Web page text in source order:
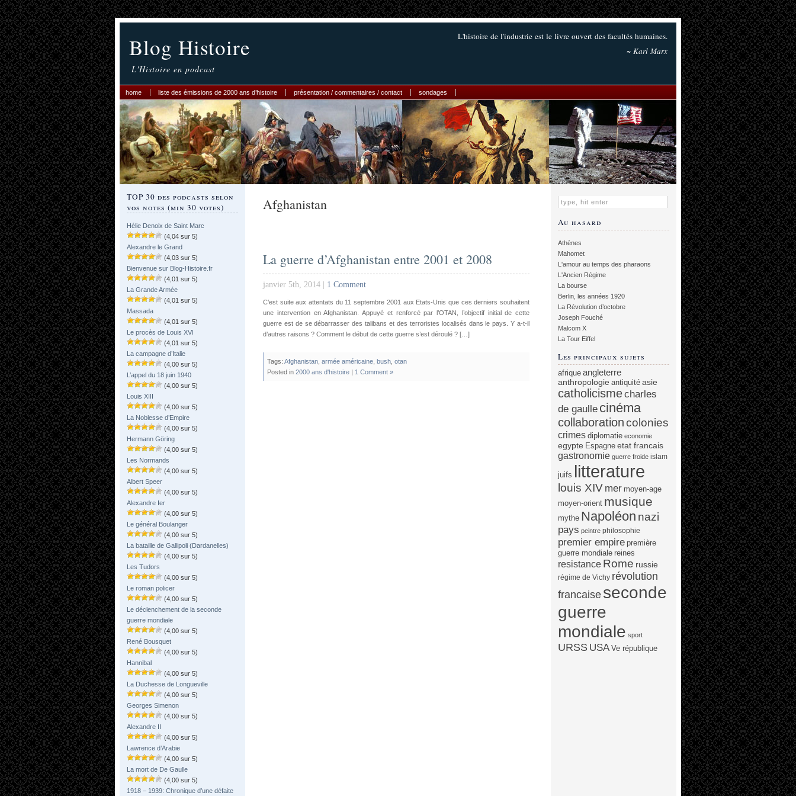
Blog Histoire
L'Histoire en podcast
L'histoire de l'industrie est le livre ouvert des facultés humaines.
~ Karl Marx
home liste des émissions de 2000 ans d’histoire présentation / commentaires / contact sondages
TOP 30 des podcasts selon
vos notes (min 30 votes)
Hélie Denoix de Saint Marc
(4,04 sur 5)
Alexandre le Grand
(4,03 sur 5)
Bienvenue sur Blog-Histoire.fr
(4,01 sur 5)
La Grande Armée
(4,01 sur 5)
Massada
(4,01 sur 5)
Le procès de Louis XVI
(4,01 sur 5)
La campagne d’Italie
(4,00 sur 5)
L’appel du 18 juin 1940
(4,00 sur 5)
Louis XIII
(4,00 sur 5)
La Noblesse d’Empire
(4,00 sur 5)
Hermann Göring
(4,00 sur 5)
Les Normands
(4,00 sur 5)
Albert Speer
(4,00 sur 5)
Alexandre Ier
(4,00 sur 5)
Le général Boulanger
(4,00 sur 5)
La bataille de Gallipoli (Dardanelles)
(4,00 sur 5)
Les Tudors
(4,00 sur 5)
Le roman policer
(4,00 sur 5)
Le déclenchement de la seconde
guerre mondiale
(4,00 sur 5)
René Bousquet
(4,00 sur 5)
Hannibal
(4,00 sur 5)
La Duchesse de Longueville
(4,00 sur 5)
Georges Simenon
(4,00 sur 5)
Alexandre II
(4,00 sur 5)
Lawrence d’Arabie
(4,00 sur 5)
La mort de De Gaulle
(4,00 sur 5)
1918 – 1939: Chronique d’une défaite
Afghanistan
La guerre d’Afghanistan entre 2001 et 2008
janvier 5th, 2014 | 1 Comment
C’est suite aux attentats du 11 septembre 2001 aux Etats-Unis que ces derniers souhaitent
une intervention en Afghanistan. Appuyé et renforcé par l’OTAN, l’objectif initial de cette
guerre est de se débarrasser des talibans et des terroristes localisés dans le pays. Y a-t-il
d’autres raisons ? Comment le début de cette guerre s’est déroulé ? […]
Tags: Afghanistan armée américaine bush otan
Posted in 2000 ans d'histoire | 1 Comment »
Au hasard
Athènes
Mahomet
L'amour au temps des pharaons
L'Ancien Régime
La bourse
Berlin, les années 1920
La Révolution d’octobre
Joseph Fouché
Malcom X
La Tour Eiffel
Les principaux sujets
afrique angleterre
anthropologie antiquité asie
catholicismecharles
de gaulle cinéma
collaborationcolonies
crimes diplomatie economie
egypte Espagne etat francais
gastronomie guerre froide islam
juifs litterature
louis XIV mer moyen-age
moyen-orient musique
mythe Napoléon nazi
pays peintre philosophie
premier empire première
guerre mondiale reines
resistance Rome russie
régime de Vichy révolution
francaise seconde
guerre
mondiale sport
URSS USA Ve république